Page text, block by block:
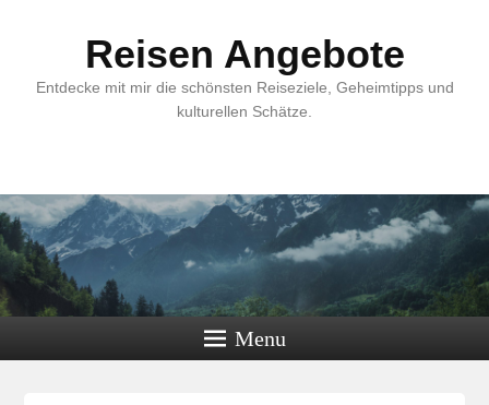
Reisen Angebote
Entdecke mit mir die schönsten Reiseziele, Geheimtipps und
kulturellen Schätze.
Menu